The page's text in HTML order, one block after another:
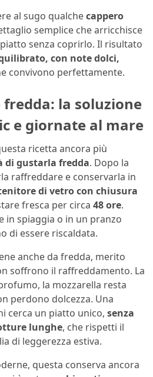
al sugo qualchecappero
semplice che arricchisce
senza coprirlo. Il risultato
con note dolci,
convivono perfettamente.
la soluzione
e giornate al mare
ricetta ancora più
di gustarla fredda. Dopo la
raffreddare e conservarla in
di vetro con chiusura
fresca per circa 48 ore.
in spiaggia o in un pranzo
di essere riscaldata.
anche da fredda, merito
soffrono il raffreddamento. La
la mozzarella resta
perdono dolcezza. Una
cerca un piatto unico, senza
lunghe, che rispetti il
di leggerezza estiva.
questa conserva ancora